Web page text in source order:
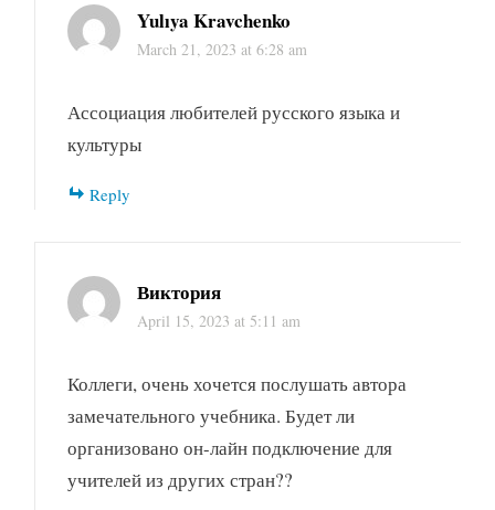
Yulıya Kravchenko
March 21, 2023 at 6:28 am
Ассоциация любителей русского языка и
культуры
Reply
Виктория
April 15, 2023 at 5:11 am
Коллеги, очень хочется послушать автора
замечательного учебника. Будет ли
организовано он-лайн подключение для
учителей из других стран??